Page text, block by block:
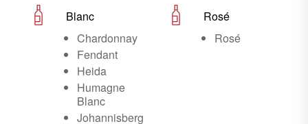
Blanc
Chardonnay
Fendant
Heida
Humagne
Blanc
Johannisberg
Rosé
Rosé